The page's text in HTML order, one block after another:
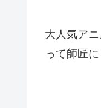
大人気ア
って師匠